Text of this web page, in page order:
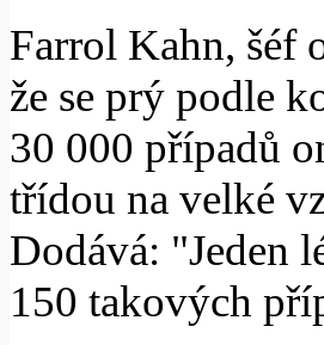
Farrol Kahn, šéf
že se prý podle
30 000 případů
třídou na velké
Dodává: "Jeden
150 takových